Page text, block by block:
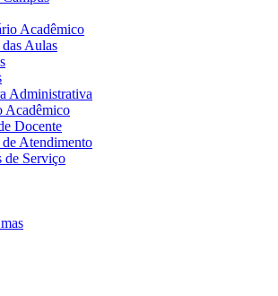
Acadêmico
Aulas
Administrativa
Acadêmico
Docente
Atendimento
de Serviço